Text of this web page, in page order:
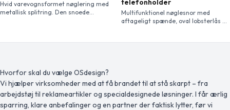
Hvid varevognsformet nøglering med
metallisk splitring. Den snoede
telefonholder
Multifunktionel nøglesnor med
aftageligt spænde, oval lobsterlås og
dekoreres med samme motiv.
Hvorfor skal du vælge OSdesign?
Vi hjælper virksomheder med at få brandet til at stå skarpt – fra
arbejdstøj til reklameartikler og specialdesignede løsninger. I får ærlig
sparring, klare anbefalinger og en partner der faktisk lytter, før vi